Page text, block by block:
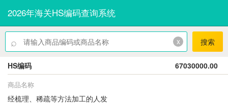
2026年海关HS编码查询系统
⌕ x 搜索
HS编码 67030000.00
商品名称
经梳理、稀疏等方法加工的人发